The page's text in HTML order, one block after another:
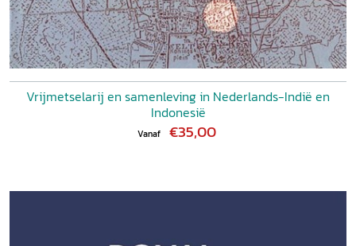
Vrijmetselarij en samenleving in Nederlands-Indië en
Indonesië
Vanaf €35,00